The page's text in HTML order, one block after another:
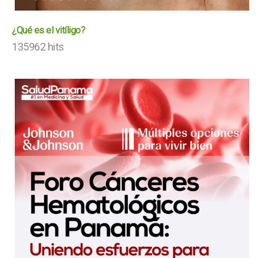
¿Qué es el vitíligo?
135962 hits